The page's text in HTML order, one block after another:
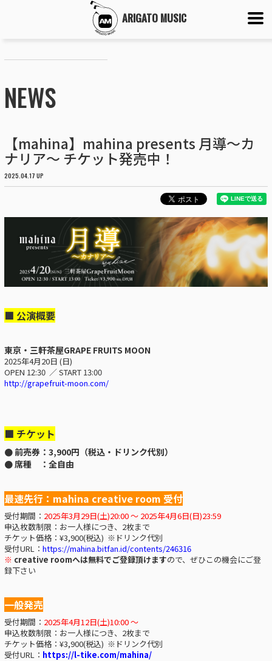
ARIGATO MUSIC
NEWS
【mahina】mahina presents 月導〜カ
ナリア〜 チケット発売中！
2025.04.17 UP
■ 公演概要
東京・三軒茶屋GRAPE FRUITS MOON
2025年4月20日 (日)
OPEN 12:30 ／ START 13:00
http://grapefruit-moon.com/
■ チケット
● 前売券：3,900円（税込・ドリンク代別）
● 席種 ：全自由
最速先行：mahina creative room 受付
受付期間： 2025年3月29日(土)20:00 ～ 2025年4月6日(日)23:59
申込枚数制限：お一人様につき、2枚まで
チケット価格：¥3,900(税込) ※ドリンク代別
受付URL： https://mahina.bitfan.id/contents/246316
※ creative roomへは無料でご登録頂けますので、ぜひこの機会にご登
録下さい
一般発売
受付期間： 2025年4月12日(土)10:00 ～
申込枚数制限：お一人様につき、2枚まで
チケット価格：¥3,900(税込) ※ドリンク代別
受付URL： https://l-tike.com/mahina/